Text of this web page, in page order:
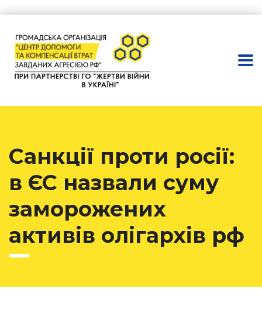
Санкції проти росії:
в ЄС назвали суму
заморожених
активів олігархів рф